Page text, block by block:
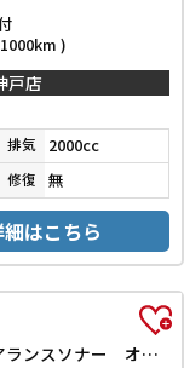
)
戸店
排気 2000cc
修復 無
はこちら
Z モデリスタエアロ 全周囲カメラ クリアランスソナー オートクルーズコントロール レーンアシスト パワーシート 衝突被害軽減システム ナビ TV オートマチックハイビーム オートライト LEDヘッドラン